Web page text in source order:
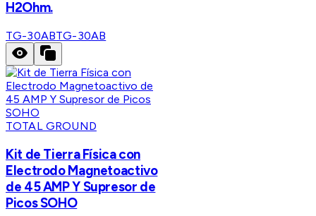
H2Ohm.
TG-30ABTG-30AB
TOTAL GROUND
Kit de Tierra Física con
Electrodo Magnetoactivo
de 45 AMP Y Supresor de
Picos SOHO